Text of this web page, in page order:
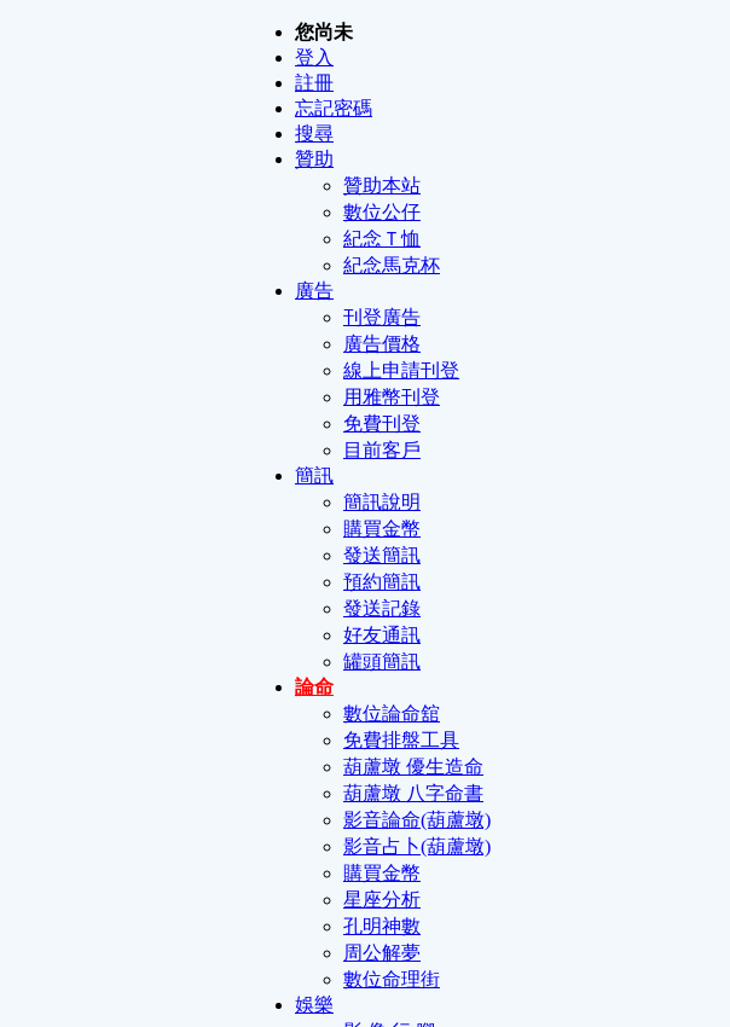
您尚未
登入
註冊
忘記密碼
搜尋
贊助
贊助本站
數位公仔
紀念Ｔ恤
紀念馬克杯
廣告
刊登廣告
廣告價格
線上申請刊登
用雅幣刊登
免費刊登
目前客戶
簡訊
簡訊說明
購買金幣
發送簡訊
預約簡訊
發送記錄
好友通訊
罐頭簡訊
論命
數位論命舘
免費排盤工具
葫蘆墩 優生造命
葫蘆墩 八字命書
影音論命(葫蘆墩)
影音占卜(葫蘆墩)
購買金幣
星座分析
孔明神數
周公解夢
數位命理街
娛樂